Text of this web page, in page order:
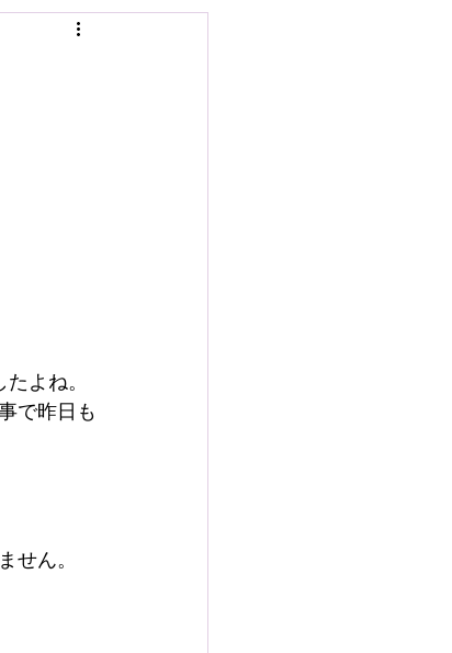
よね。
で昨日も
せん。